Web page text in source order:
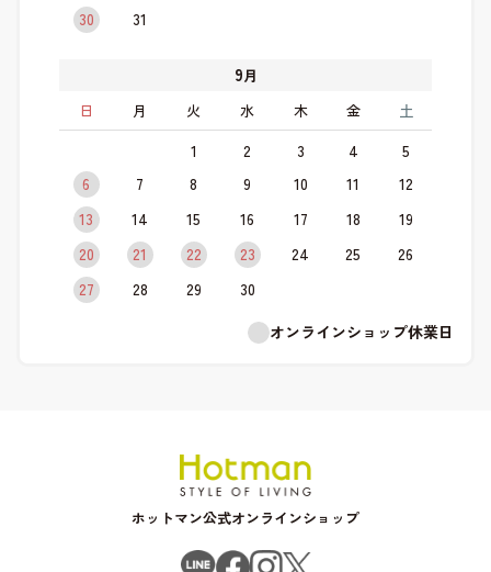
30
31
9月
日
月 火 水 木 金 土
1 2 3 4
5
6
7 8 9 10 11
12
13
14 15 16 17 18
19
20
21 22 23 24 25
26
27
28 29
30
オンラインショップ休業日
ホットマン公式オンラインショップ